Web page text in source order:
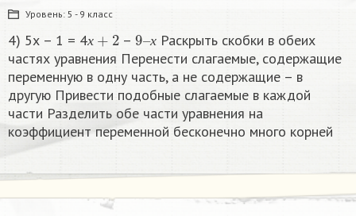
Уровень: 5 - 9 класс
4) 5х – 1 = 4х – х
9
х
Раскрыть скобки в обеих
частях уравнения Перенести слагаемые, содержащие
переменную в одну часть, а не содержащие – в
другую Привести подобные слагаемые в каждой
части Разделить обе части уравнения на
коэффициент переменной бесконечно много корней​